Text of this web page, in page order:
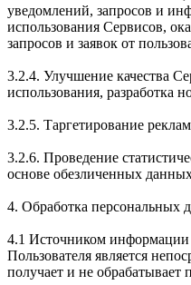
уведомлений, запросов и
использования Сервисов,
запросов и заявок от
3.2.4. Улучшение качества
использования, разработка
3.2.5. Таргетирование
3.2.6. Проведение
основе обезличенных
4. Обработка персональных
4.1 Источником
Пользователя является
получает и не обрабатывает